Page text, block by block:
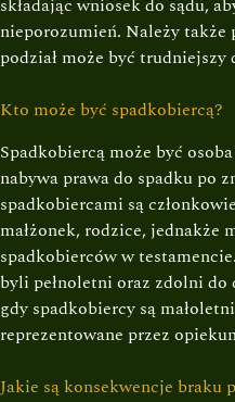
składając wniosek do sądu,
nieporozumień. Należy
podział może być
Kto może być spadkobiercą?
Spadkobiercą może być
nabywa prawa do spadku po
spadkobiercami są
małżonek, rodzice, jednakże
spadkobierców w
byli pełnoletni oraz zdolni
gdy spadkobiercy są
reprezentowane przez
Jakie są konsekwencje braku